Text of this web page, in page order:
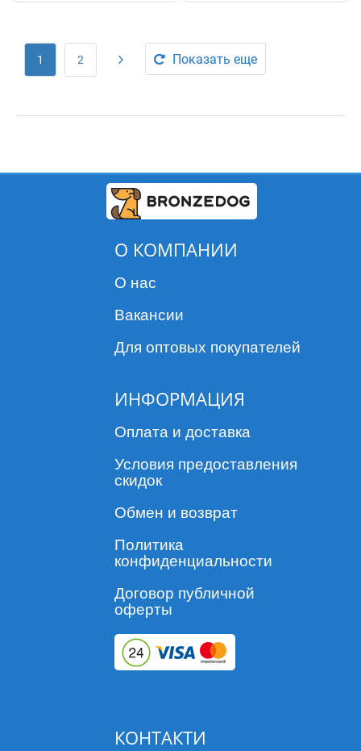
Показать еще
1 2
О КОМПАНИИ
О нас
Вакансии
Для оптовых покупателей
ИНФОРМАЦИЯ
Оплата и доставка
Условия предоставления
скидок
Обмен и возврат
Политика
конфиденциальности
Договор публичной
оферты
КОНТАКТИ